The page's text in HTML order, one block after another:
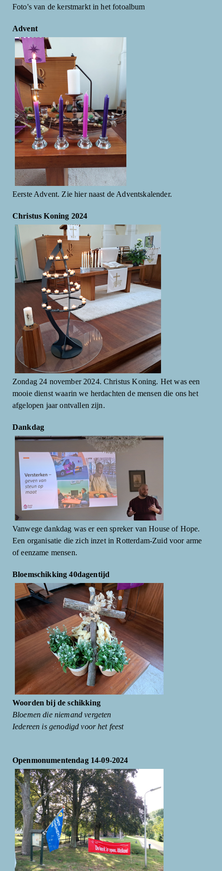
Foto's van de kerstmarkt in het fotoalbum
Advent
Eerste Advent. Zie hier naast de Adventskalender.
Christus Koning 2024
Zondag 24 november 2024. Christus Koning. Het was een
mooie dienst waarin we herdachten de mensen die ons het
afgelopen jaar ontvallen zijn.
Dankdag
Vanwege dankdag was er een spreker van House of Hope.
Een organisatie die zich inzet in Rotterdam-Zuid voor arme
of eenzame mensen.
Bloemschikking 40dagentijd
Woorden bij de schikking
Bloemen die niemand vergeten
Iedereen is genodigd voor het feest
Openmonumentendag 14-09-2024